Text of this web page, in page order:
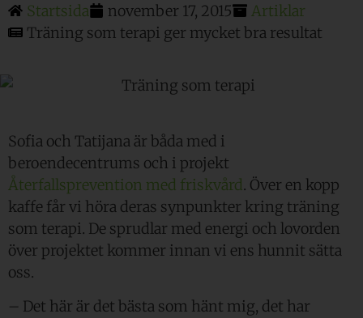
Startsida november 17, 2015
Artiklar
Träning som terapi ger mycket bra resultat
Sofia och Tatijana är båda med i
beroendecentrums och i projekt
Återfallsprevention med friskvård. Över en kopp
kaffe får vi höra deras synpunkter kring träning
som terapi. De sprudlar med energi och lovorden
över projektet kommer innan vi ens hunnit sätta
oss.
– Det här är det bästa som hänt mig, det har